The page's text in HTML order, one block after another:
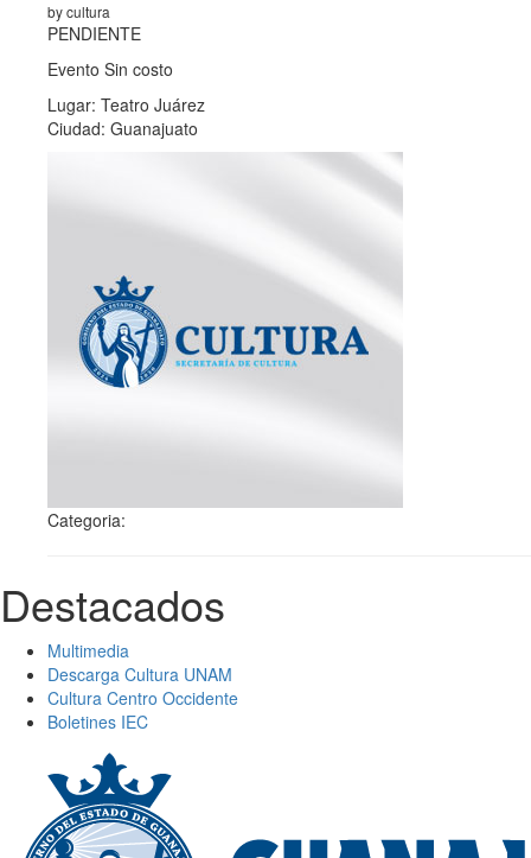
by cultura
PENDIENTE
Evento Sin costo
Lugar: Teatro Juárez
Ciudad: Guanajuato
Categoria:
Destacados
Multimedia
Descarga Cultura UNAM
Cultura Centro Occidente
Boletines IEC